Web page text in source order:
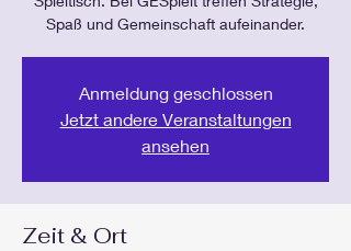
Spaß und Gemeinschaft aufeinander.
Anmeldung geschlossen
Jetzt andere Veranstaltungen
ansehen
Zeit & Ort